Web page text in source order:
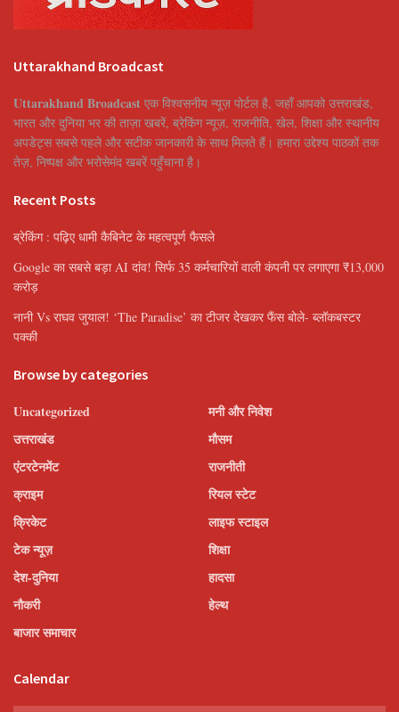
Uttarakhand Broadcast
Uttarakhand Broadcast एक विश्वसनीय न्यूज़ पोर्टल है, जहाँ आपको उत्तराखंड,
भारत और दुनिया भर की ताज़ा खबरें, ब्रेकिंग न्यूज़, राजनीति, खेल, शिक्षा और स्थानीय
अपडेट्स सबसे पहले और सटीक जानकारी के साथ मिलते हैं। हमारा उद्देश्य पाठकों तक
तेज़, निष्पक्ष और भरोसेमंद खबरें पहुँचाना है।
Recent Posts
ब्रेकिंग : पढ़िए धामी कैबिनेट के महत्वपूर्ण फैसले
Google का सबसे बड़ा AI दांव! सिर्फ 35 कर्मचारियों वाली कंपनी पर लगाएगा ₹13,000
करोड़
नानी Vs राघव जुयाल! ‘The Paradise’ का टीजर देखकर फैंस बोले- ब्लॉकबस्टर
पक्की
Browse by categories
Uncategorized
उत्तराखंड
एंटरटेनमेंट
क्राइम
क्रिकेट
टेक न्यूज़
देश-दुनिया
नौकरी
बाजार समाचार
मनी और निवेश
मौसम
राजनीती
रियल स्टेट
लाइफ स्टाइल
शिक्षा
हादसा
हेल्थ
Calendar